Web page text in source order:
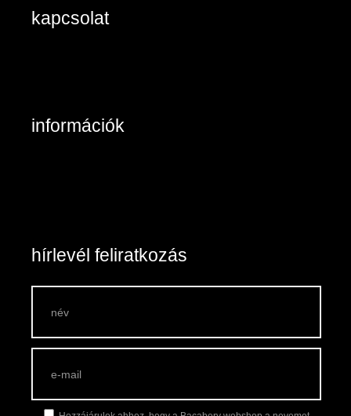
kapcsolat
információk
hírlevél feliratkozás